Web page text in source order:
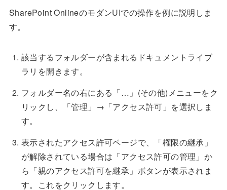
SharePoint OnlineのモダンUIでの操作を例に説明しま
す。
該当するフォルダーが含まれるドキュメントライブ
ラリを開きます。
フォルダー名の右にある「…」(その他)メニューをク
リックし、「管理」→「アクセス許可」を選択しま
す。
表示されたアクセス許可ページで、「権限の継承」
が解除されている場合は「アクセス許可の管理」か
ら「親のアクセス許可を継承」ボタンが表示されま
す。これをクリックします。